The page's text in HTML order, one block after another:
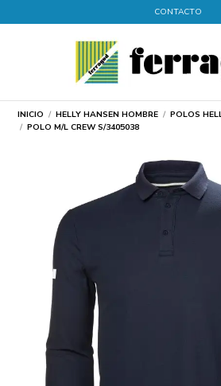
CONTACTO
INICIO HELLY HANSEN HOMBRE
POLOS
POLO M/L CREW S/3405038